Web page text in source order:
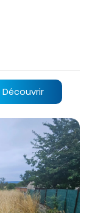
Découvrir